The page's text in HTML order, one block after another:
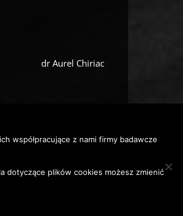
dr Aurel Chiriac
współpracujące z nami firmy badawcze
dotyczące plików cookies możesz zmienić